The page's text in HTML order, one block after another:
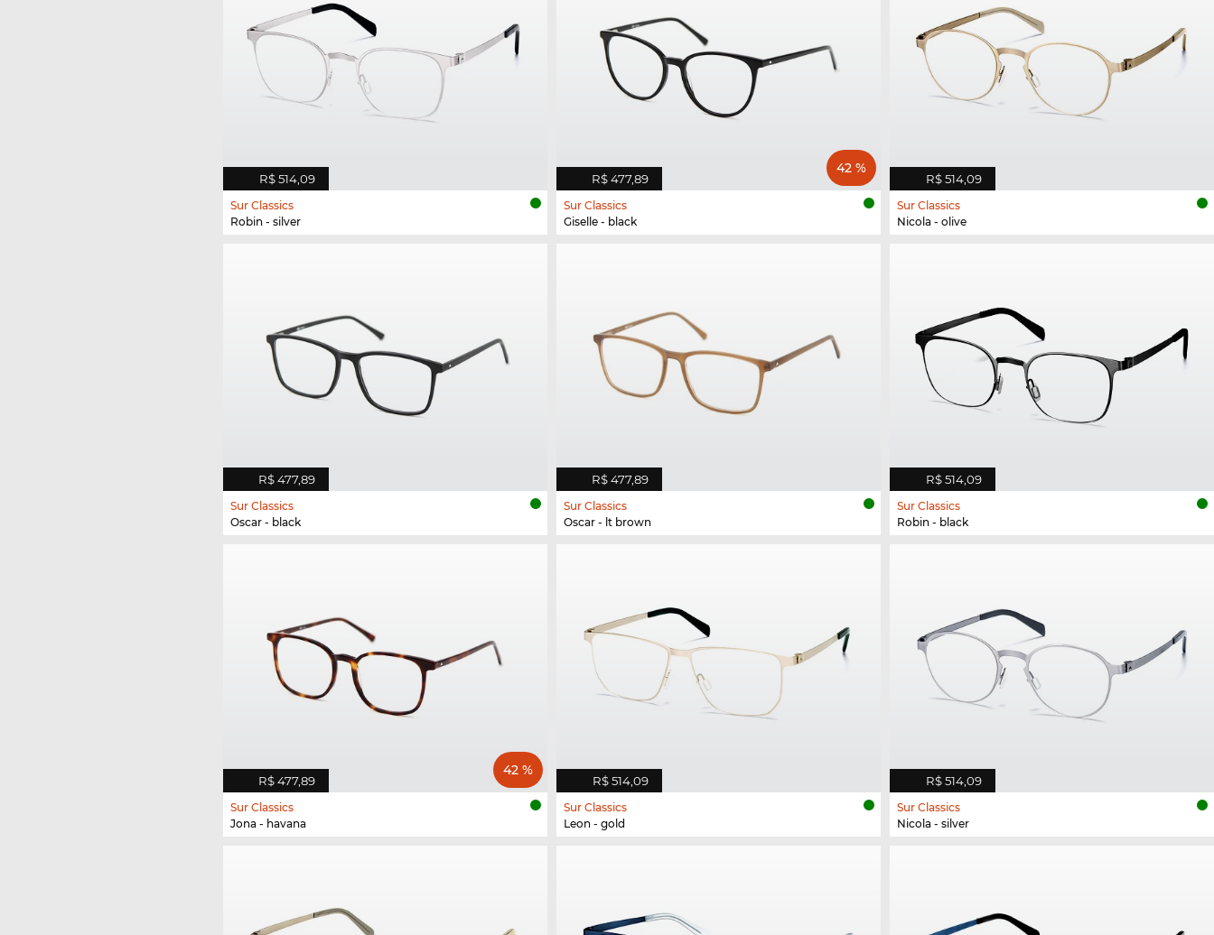
R$ 514,09
Sur Classics
Robin - silver
R$ 477,89
42 %
Sur Classics
Giselle - black
R$ 514,09
Sur Classics
Nicola - olive
R$ 477,89
Sur Classics
Oscar - black
R$ 477,89
Sur Classics
Oscar - lt brown
R$ 514,09
Sur Classics
Robin - black
R$ 477,89
42 %
Sur Classics
Jona - havana
R$ 514,09
Sur Classics
Leon - gold
R$ 514,09
Sur Classics
Nicola - silver